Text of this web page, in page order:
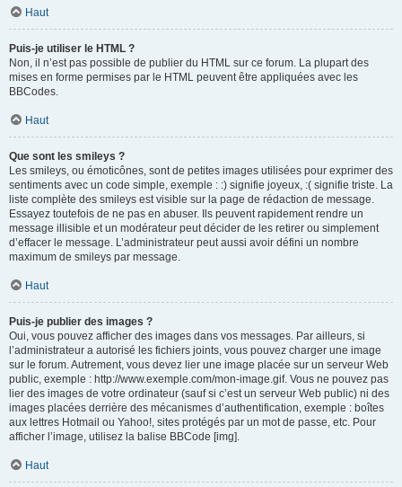
Haut
Puis-je utiliser le HTML ?
Non, il n’est pas possible de publier du HTML sur ce forum. La plupart des
mises en forme permises par le HTML peuvent être appliquées avec les
BBCodes.
Haut
Que sont les smileys ?
Les smileys, ou émoticônes, sont de petites images utilisées pour exprimer des
sentiments avec un code simple, exemple : :) signifie joyeux, :( signifie triste. La
liste complète des smileys est visible sur la page de rédaction de message.
Essayez toutefois de ne pas en abuser. Ils peuvent rapidement rendre un
message illisible et un modérateur peut décider de les retirer ou simplement
d’effacer le message. L’administrateur peut aussi avoir défini un nombre
maximum de smileys par message.
Haut
Puis-je publier des images ?
Oui, vous pouvez afficher des images dans vos messages. Par ailleurs, si
l’administrateur a autorisé les fichiers joints, vous pouvez charger une image
sur le forum. Autrement, vous devez lier une image placée sur un serveur Web
public, exemple : http://www.exemple.com/mon-image.gif. Vous ne pouvez pas
lier des images de votre ordinateur (sauf si c’est un serveur Web public) ni des
images placées derrière des mécanismes d’authentification, exemple : boîtes
aux lettres Hotmail ou Yahoo!, sites protégés par un mot de passe, etc. Pour
afficher l’image, utilisez la balise BBCode [img].
Haut